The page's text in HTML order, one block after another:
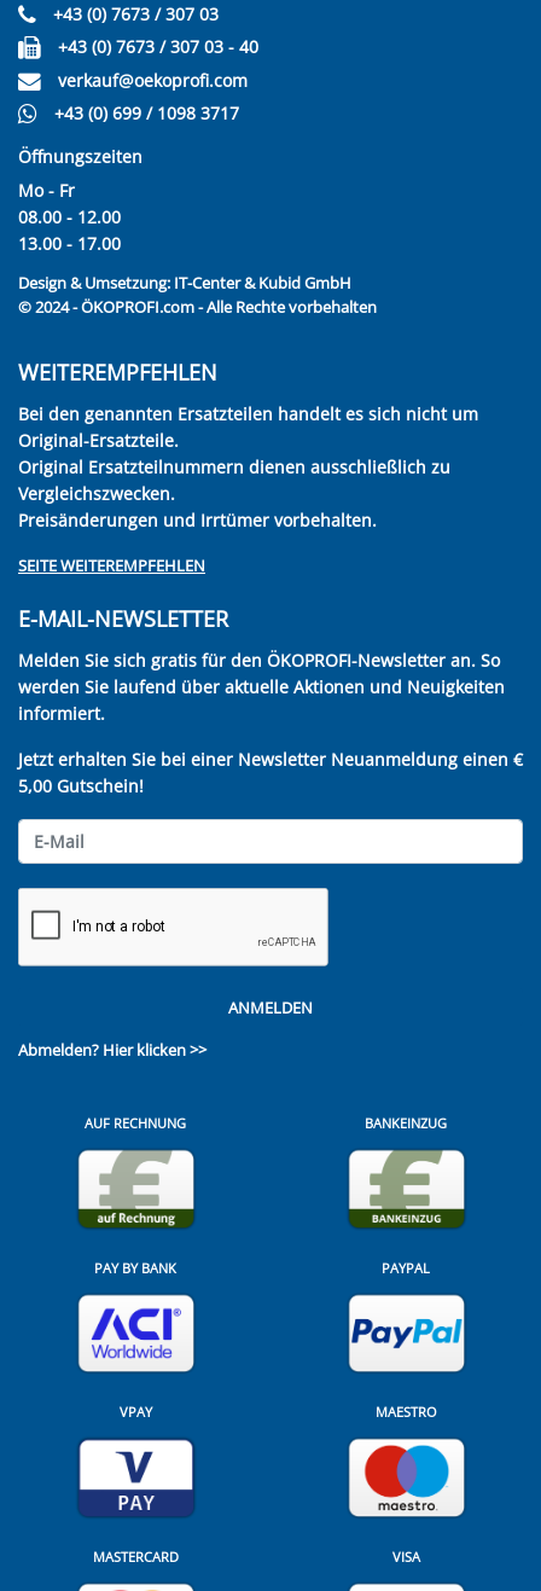
+43 (0) 7673 / 307 03
+43 (0) 7673 / 307 03 - 40
verkauf@oekoprofi.com
+43 (0) 699 / 1098 3717
Öffnungszeiten
Mo - Fr
08.00 - 12.00
13.00 - 17.00
Design & Umsetzung: IT-Center & Kubid GmbH
© 2024 - ÖKOPROFI.com - Alle Rechte vorbehalten
WEITEREMPFEHLEN
Bei den genannten Ersatzteilen handelt es sich nicht um
Original-Ersatzteile.
Original Ersatzteilnummern dienen ausschließlich zu
Vergleichszwecken.
Preisänderungen und Irrtümer vorbehalten.
SEITE WEITEREMPFEHLEN
E-MAIL-NEWSLETTER
Melden Sie sich gratis für den ÖKOPROFI-Newsletter an. So
werden Sie laufend über aktuelle Aktionen und Neuigkeiten
informiert.
Jetzt erhalten Sie bei einer Newsletter Neuanmeldung einen €
5,00 Gutschein!
ANMELDEN
Abmelden? Hier klicken >>
AUF RECHNUNG BANKEINZUG
PAY BY BANK PAYPAL
VPAY MAESTRO
MASTERCARD VISA